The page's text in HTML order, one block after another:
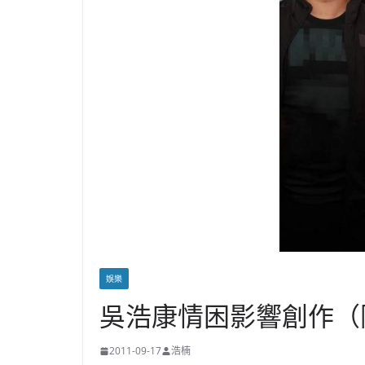
娛樂
吳浩康情困影響創作
2011-09-17 浩楠